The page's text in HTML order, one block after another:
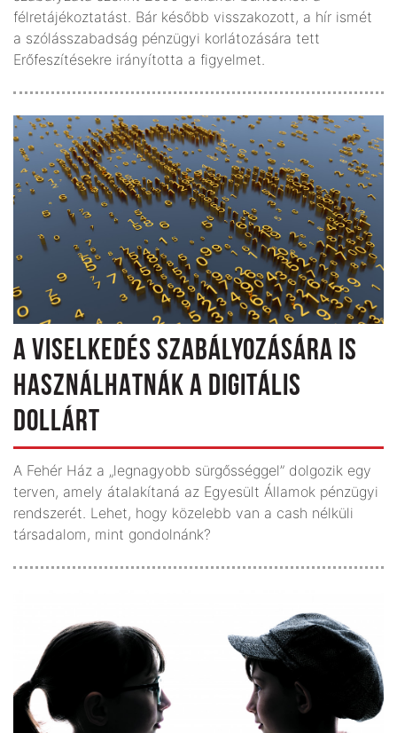
félretájékoztatást. Bár később visszakozott, a hír ismét
a szólásszabadság pénzügyi korlátozására tett
Erőfeszítésekre irányította a figyelmet.
A VISELKEDÉS SZABÁLYOZÁSÁRA IS
HASZNÁLHATNÁK A DIGITÁLIS
DOLLÁRT
A Fehér Ház a „legnagyobb sürgősséggel” dolgozik egy
terven, amely átalakítaná az Egyesült Államok pénzügyi
rendszerét. Lehet, hogy közelebb van a cash nélküli
társadalom, mint gondolnánk?